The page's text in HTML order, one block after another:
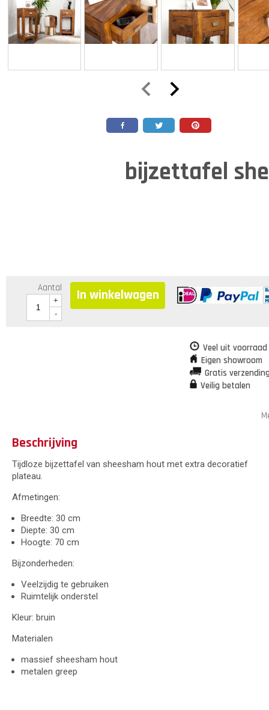
bijzettafel
Aantal
+
-
In winkelwagen
Veel uit
Eigen showroom
Gratis
Veilig betalen
Beschrijving
Tijdloze bijzettafel van sheesham hout met extra decoratief
plateau.
Afmetingen:
Breedte: 30 cm
Diepte: 30 cm
Hoogte: 70 cm
Bijzonderheden:
Veelzijdig te gebruiken
Ruimtelijk onderstel
Kleur: bruin
Materialen
massief sheesham hout
metalen greep